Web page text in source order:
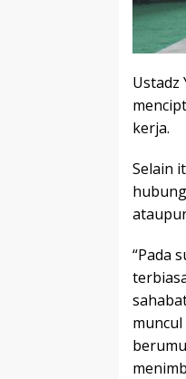
Ustadz
kerja.
Selain
“Pada